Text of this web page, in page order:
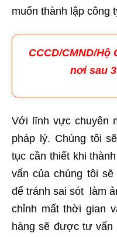
muốn thành lập công
CCCD/CMND/
nơi sau
Với lĩnh vực chuyên
pháp lý. Chúng tôi
tục cần thiết khi
vấn của chúng tôi
để tránh sai sót làm
chỉnh mất thời gian
hàng sẽ được tư vấn